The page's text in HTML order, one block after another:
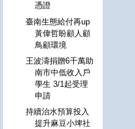
憑證
臺南生態給付再up
黃偉哲盼顧人顧
鳥顧環境
王波濤捐贈6千萬助
南市中低收入戶
學生 3/1起受理
申請
持續治水預算投入
提升麻豆小埤社